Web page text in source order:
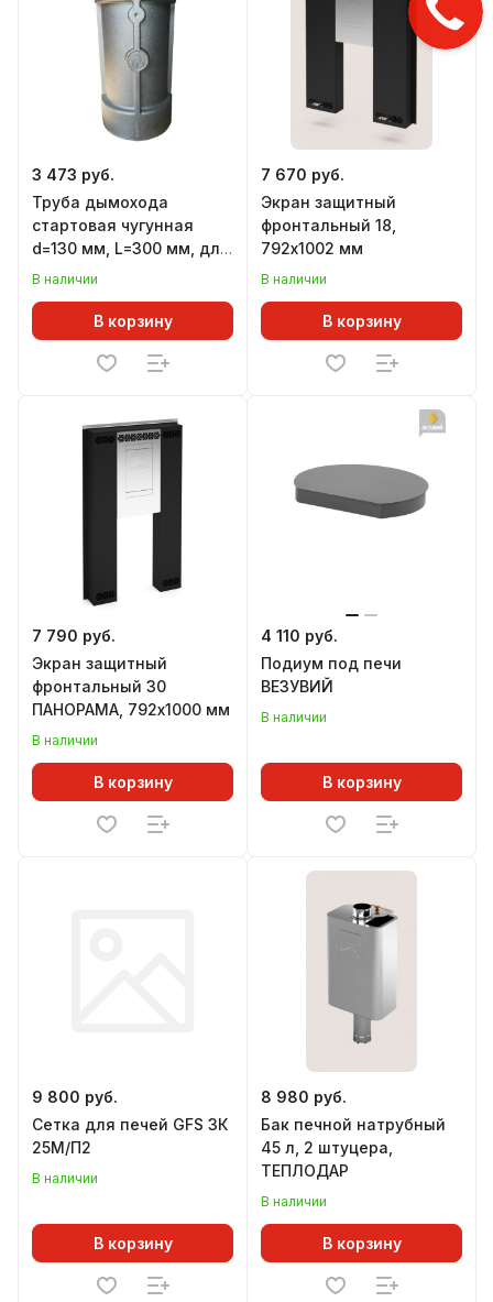
3 473 руб.
Труба дымохода
стартовая чугунная
d=130 мм, L=300 мм, для
печей ЛИТКОМ
В наличии
В корзину
7 670 руб.
Экран защитный
фронтальный 18,
792х1002 мм
В наличии
В корзину
7 790 руб.
Экран защитный
фронтальный 30
ПАНОРАМА, 792х1000 мм
В наличии
В корзину
4 110 руб.
Подиум под печи
ВЕЗУВИЙ
В наличии
В корзину
9 800 руб.
Сетка для печей GFS ЗК
25М/П2
В наличии
В корзину
8 980 руб.
Бак печной натрубный
45 л, 2 штуцера,
ТЕПЛОДАР
В наличии
В корзину